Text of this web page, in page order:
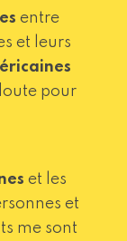
entre
et leurs
pour
et les
et
me sont